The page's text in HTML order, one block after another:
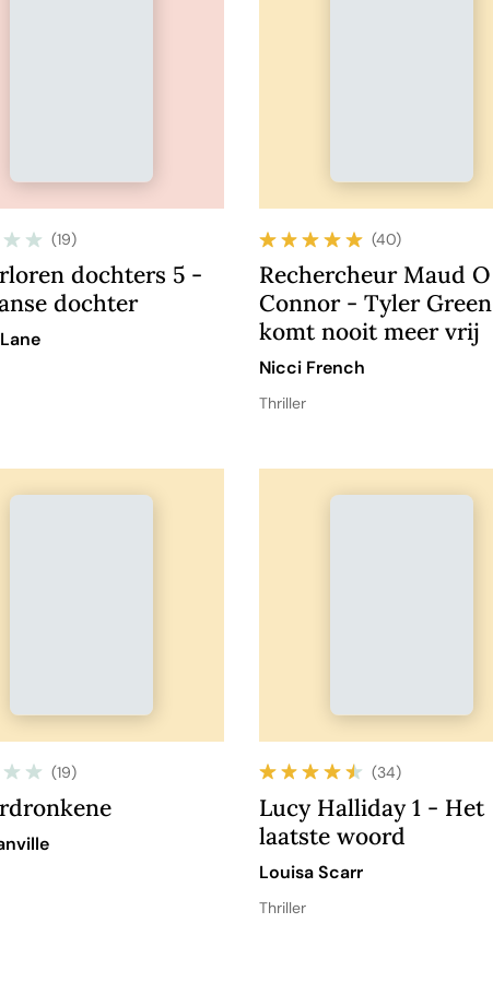
(19)
dochters 5 -
dochter
(40)
Rechercheur Maud O
Connor - Tyler Green
komt nooit meer vrij
Nicci French
Thriller
(19) (34)
Lucy Halliday 1 - Het
laatste woord
Louisa Scarr
Thriller